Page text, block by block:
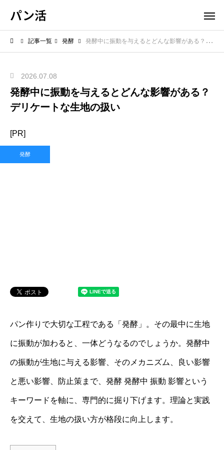
パン活
記事一覧 発酵 発酵中に振動を与えるとどんな影響がある？デリケートな生地の扱い
2026.07.08
発酵中に振動を与えるとどんな影響がある？
デリケートな生地の扱い
[PR]
発酵
パン作りで大切な工程である「発酵」。その最中に生地
に振動が加わると、一体どうなるのでしょうか。発酵中
の振動が生地に与える影響、そのメカニズム、良い影響
と悪い影響、防止策まで、発酵 発酵中 振動 影響という
キーワードを軸に、専門的に掘り下げます。理論と実践
を交えて、生地の扱い方が格段に向上します。